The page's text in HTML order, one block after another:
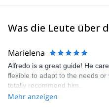
Was die Leute über
Marielena
Alfredo is a great guide! He
flexible to adapt to the needs
totally recommend him.
Mehr anzeigen